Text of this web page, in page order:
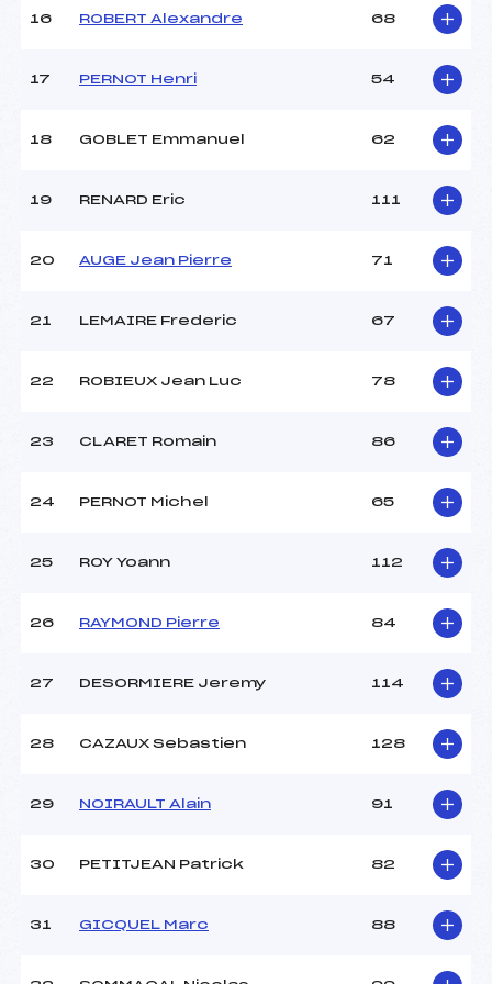
Température départ :
105.9500
CAD->MAS
16 ROBERT Alexandre 68
17 PERNOT Henri 54
18 GOBLET Emmanuel 62
19 RENARD Eric 111
20 AUGE Jean Pierre 71
21 LEMAIRE Frederic 67
22 ROBIEUX Jean Luc 78
23 CLARET Romain 86
24 PERNOT Michel 65
25 ROY Yoann 112
26 RAYMOND Pierre 84
27 DESORMIERE Jeremy 114
28 CAZAUX Sebastien 128
29 NOIRAULT Alain 91
30 PETITJEAN Patrick 82
31 GICQUEL Marc 88